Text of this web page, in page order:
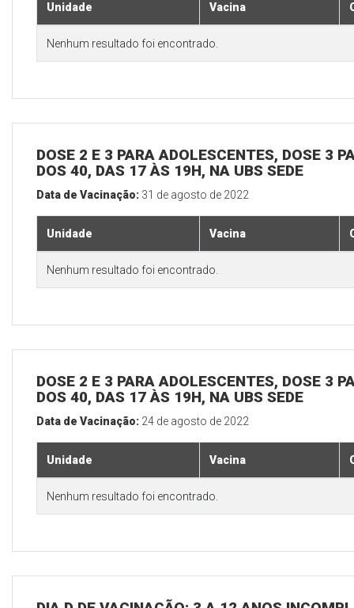
Unidade Vacina
Nenhum resultado foi encontrado.
DOSE 2 E 3 PARA ADOLESCENTES, DOSE 3
DOS 40, DAS 17 ÀS 19H, NA UBS SEDE
Data de Vacinação: 31 de agosto de 2022
Unidade Vacina
Nenhum resultado foi encontrado.
DOSE 2 E 3 PARA ADOLESCENTES, DOSE 3
DOS 40, DAS 17 ÀS 19H, NA UBS SEDE
Data de Vacinação: 24 de agosto de 2022
Unidade Vacina
Nenhum resultado foi encontrado.